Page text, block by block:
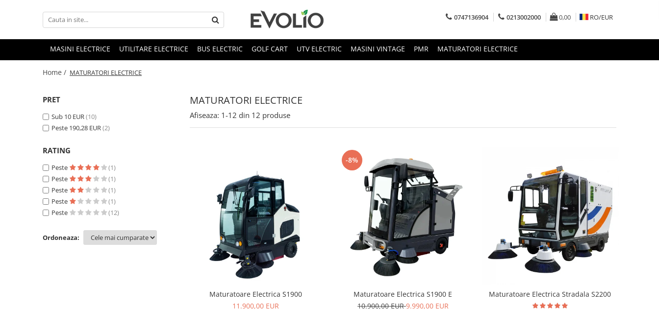
0747136904 0213002000 0,00 RO/EUR
MASINI ELECTRICE UTILITARE ELECTRICE BUS ELECTRIC GOLF CART UTV ELECTRIC MASINI VINTAGE PMR MATURATORI ELECTRICE
Home / MATURATORI ELECTRICE
MATURATORI ELECTRICE
PRET
Sub 10 EUR(10)
Peste 190,28 EUR(2)
RATING
Peste
(1)
Peste
(1)
Peste
(1)
Peste
(1)
Peste
(12)
Ordoneaza:
Afiseaza: 1-12 din 12 produse
Maturatoare Electrica S1900
11.900,00 EUR
-8%
Maturatoare Electrica S1900 E
10.900,00 EUR9.990,00 EUR
Maturatoare Electrica Stradala S2200